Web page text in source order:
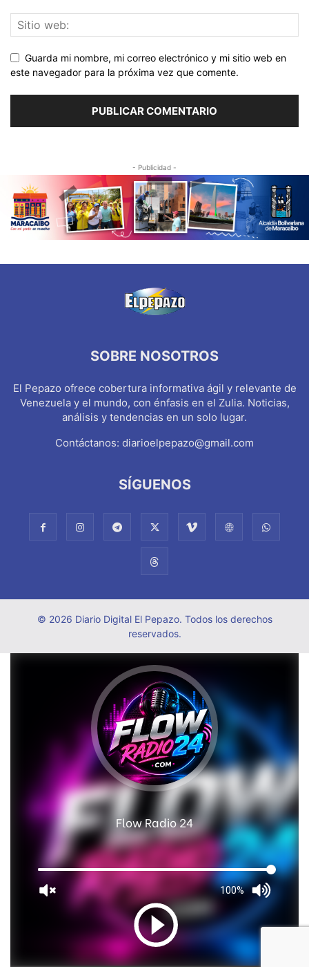
Guarda mi nombre, mi correo electrónico y mi sitio web en
este navegador para la próxima vez que comente.
- Publicidad -
SOBRE NOSOTROS
El Pepazo ofrece cobertura informativa ágil y relevante de
Venezuela y el mundo, con énfasis en el Zulia. Noticias,
análisis y tendencias en un solo lugar.
Contáctanos: diarioelpepazo@gmail.com
SÍGUENOS
© 2026 Diario Digital El Pepazo. Todos los derechos
reservados.